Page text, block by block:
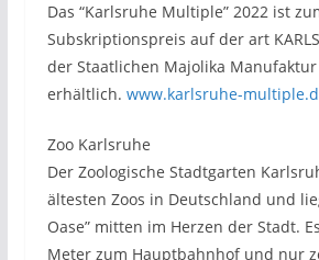
Das “Karlsruhe Multiple” 2022 ist
Subskriptionspreis auf der art
der Staatlichen Majolika Manufaktur
erhältlich. www.karlsruhe-
Zoo Karlsruhe
Der Zoologische Stadtgarten
ältesten Zoos in Deutschland und
Oase” mitten im Herzen der Stadt.
Meter zum Hauptbahnhof und nur